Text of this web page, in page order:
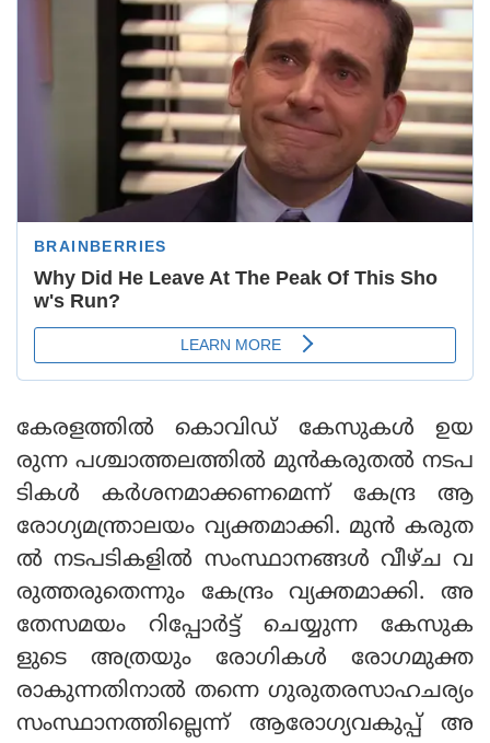
കേരളത്തില്‍ കൊവിഡ് കേസുകള്‍ ഉയ
രുന്ന പശ്ചാത്തലത്തില്‍ മുന്‍കരുതല്‍ നടപ
ടികള്‍ കര്‍ശനമാക്കണമെന്ന് കേന്ദ്ര ആ
രോഗ്യമന്ത്രാലയം വ്യക്തമാക്കി. മുന്‍ കരുത
ല്‍ നടപടികളില്‍ സംസ്ഥാനങ്ങള്‍ വീഴ്ച വ
രുത്തരുതെന്നും കേന്ദ്രം വ്യക്തമാക്കി. അ
തേസമയം റിപ്പോര്‍ട്ട് ചെയ്യുന്ന കേസുക
ളുടെ അത്രയും രോഗികള്‍ രോഗമുക്ത
രാകുന്നതിനാല്‍ തന്നെ ഗുരുതരസാഹചര്യം
സംസ്ഥാനത്തില്ലെന്ന് ആരോഗ്യവകുപ്പ് അ